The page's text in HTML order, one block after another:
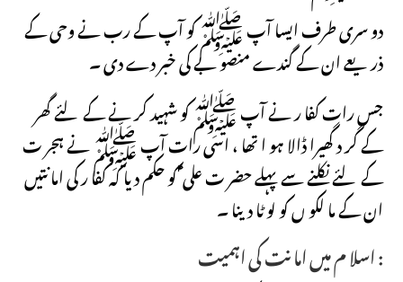
دو سری طرف ایسا آپ ﷺ کو آپ کے رب نے وحی کے
ذریعے ان کے گندے منصو بے کی خبر دے دی ۔
جس رات کفا ر نے آپ ﷺ کو شہید کر نے کے لئے گھر
کے گر د گھیرا ڈالا ہو ا تھا ، اسی رات آپ ﷺ نے ہجر ت
کے لئے نکلنے سے پہلے حضر ت علی ؑ کو حکم دیا کہ کفا ر کی اما نتیں
ان کے ما لکو ں کو لو ٹا دینا ۔
اسلا م میں اما نت کی اہمیت :